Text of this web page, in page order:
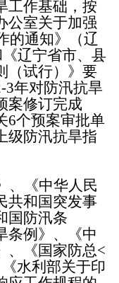
工作基础，按
公室关于加强
的通知》（辽
辽宁省市、县
（试行）》要
3年对防汛抗旱
案修订完成
6个预案审批单
级防汛抗旱指
、《中华人民
共和国突发事
国防汛条
条例》、《中
、《国家防总<
水利部关于印